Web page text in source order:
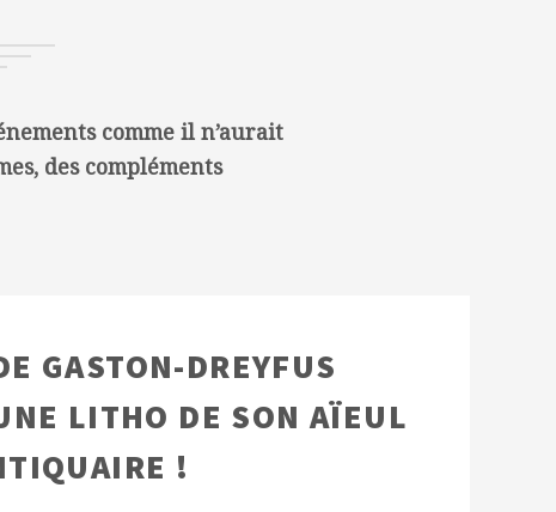
comme il n’aurait
des compléments
GASTON-DREYFUS
LITHO DE SON AÏEUL
!